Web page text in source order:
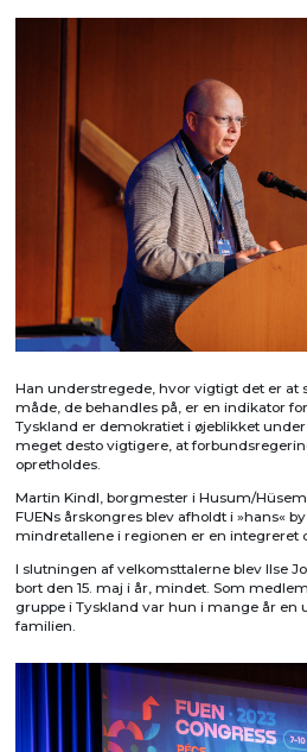
Han understregede, hvor vigtigt det er at
måde, de behandles på, er en indikator
Tyskland er demokratiet i øjeblikket
meget desto vigtigere, at
opretholdes.
Martin Kindl, borgmester i Husum/
FUENs årskongres blev afholdt i »hans«
mindretallene i regionen er en integreret
I slutningen af velkomsttalerne blev Ilse
bort den 15. maj i år, mindet. Som
gruppe i Tyskland var hun i mange år en
familien.